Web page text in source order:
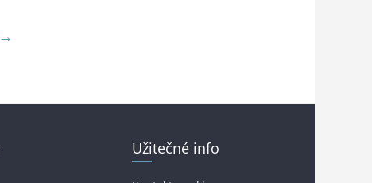
→
Užitečné info